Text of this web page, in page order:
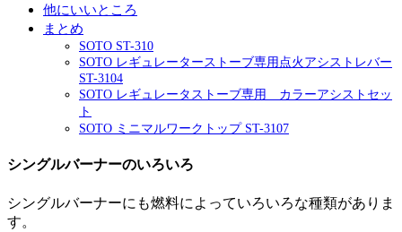
他にいいところ
まとめ
SOTO ST-310
SOTO レギュレーターストーブ専用点火アシストレバー
ST-3104
SOTO レギュレータストーブ専用 カラーアシストセッ
ト
SOTO ミニマルワークトップ ST-3107
シングルバーナーのいろいろ
シングルバーナーにも燃料によっていろいろな種類がありま
す。